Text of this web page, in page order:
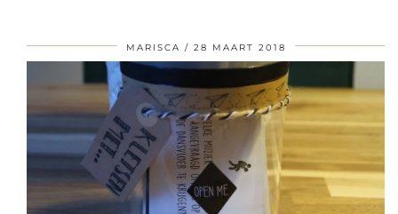
MARISCA 28 MAART 2018